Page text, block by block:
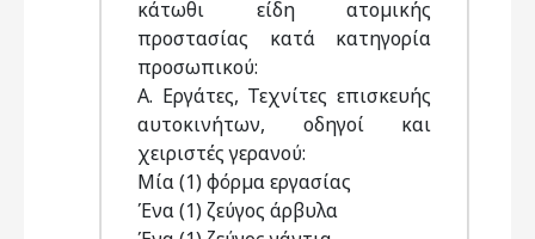
κάτωθι είδη ατοµικής
προστασίας κατά κατηγορία
προσωπικού:
Α. Εργάτες, Τεχνίτες επισκευής
αυτοκινήτων, οδηγοί και
χειριστές γερανού:
Μία (1) φόρµα εργασίας
Ένα (1) ζεύγος άρβυλα